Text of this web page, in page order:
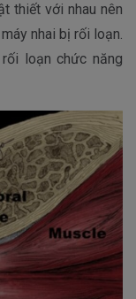
thiết với nhau nên
nhai bị rối loạn.
loạn chức năng